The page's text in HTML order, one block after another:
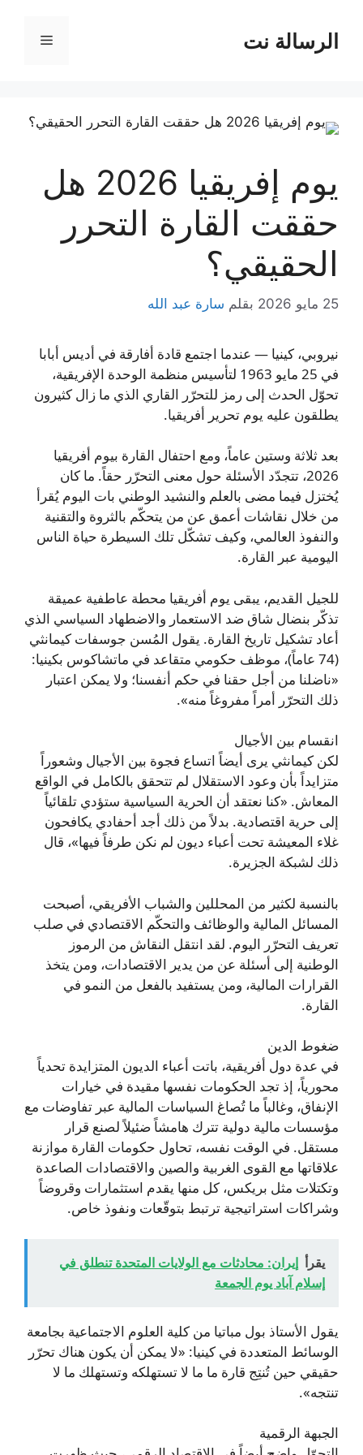
المحتوىالرسالة نت القائمة
يوم إفريقيا 2026 هل
حققت القارة التحرر
الحقيقي؟
25 مايو 2026 بقلم سارة عبد الله
نيروبي، كينيا — عندما اجتمع قادة أفارقة في أديس أبابا
في 25 مايو 1963 لتأسيس منظمة الوحدة الإفريقية،
تحوّل الحدث إلى رمز للتحرّر القاري الذي ما زال كثيرون
يطلقون عليه يوم تحرير أفريقيا.
بعد ثلاثة وستين عاماً، ومع احتفال القارة بيوم أفريقيا
2026، تتجدّد الأسئلة حول معنى التحرّر حقاً. ما كان
يُختزل فيما مضى بالعلم والنشيد الوطني بات اليوم يُقرأ
من خلال نقاشات أعمق عن من يتحكّم بالثروة والتقنية
والنفوذ العالمي، وكيف تشكّل تلك السيطرة حياة الناس
اليومية عبر القارة.
للجيل القديم، يبقى يوم أفريقيا محطة عاطفية عميقة
تذكّر بنضال شاق ضد الاستعمار والاضطهاد السياسي الذي
أعاد تشكيل تاريخ القارة. يقول المُسن جوسفات كيمانثي
(74 عاماً)، موظف حكومي متقاعد في ماتشاكوس بكينيا:
«ناضلنا من أجل حقنا في حكم أنفسنا؛ ولا يمكن اعتبار
ذلك التحرّر أمراً مفروغاً منه».
انقسام بين الأجيال
لكن كيمانثي يرى أيضاً اتساع فجوة بين الأجيال وشعوراً
متزايداً بأن وعود الاستقلال لم تتحقق بالكامل في الواقع
المعاش. «كنا نعتقد أن الحرية السياسية ستؤدي تلقائياً
إلى حرية اقتصادية. بدلاً من ذلك أجد أحفادي يكافحون
غلاء المعيشة تحت أعباء ديون لم نكن طرفاً فيها»، قال
ذلك لشبكة الجزيرة.
بالنسبة لكثير من المحللين والشباب الأفريقي، أصبحت
المسائل المالية والوظائف والتحكّم الاقتصادي في صلب
تعريف التحرّر اليوم. لقد انتقل النقاش من الرموز
الوطنية إلى أسئلة عن من يدير الاقتصادات، ومن يتخذ
القرارات المالية، ومن يستفيد بالفعل من النمو في
القارة.
ضغوط الدين
في عدة دول أفريقية، باتت أعباء الديون المتزايدة تحدياً
محورياً، إذ تجد الحكومات نفسها مقيدة في خيارات
الإنفاق، وغالباً ما تُصاغ السياسات المالية عبر تفاوضات مع
مؤسسات مالية دولية تترك هامشاً ضئيلاً لصنع قرار
مستقل. في الوقت نفسه، تحاول حكومات القارة موازنة
علاقاتها مع القوى الغربية والصين والاقتصادات الصاعدة
وتكتلات مثل بريكس، كل منها يقدم استثمارات وقروضاً
وشراكات استراتيجية ترتبط بتوقّعات ونفوذ خاص.
يقرأ إيران: محادثات مع الولايات المتحدة تنطلق في
إسلام آباد يوم الجمعة
يقول الأستاذ بول مباتيا من كلية العلوم الاجتماعية بجامعة
الوسائط المتعددة في كينيا: «لا يمكن أن يكون هناك تحرّر
حقيقي حين تُنتِج قارة ما ما لا تستهلكه وتستهلك ما لا
تنتجه».
الجبهة الرقمية